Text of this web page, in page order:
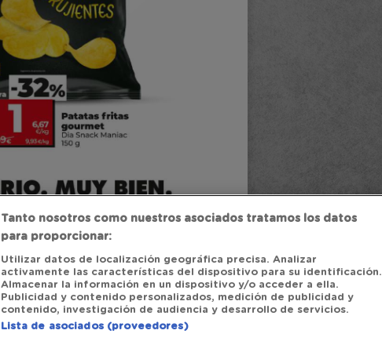
Tanto nosotros como nuestros asociados tratamos los datos
para proporcionar:
Utilizar datos de localización geográfica precisa. Analizar
activamente las características del dispositivo para su identificación.
Almacenar la información en un dispositivo y/o acceder a ella.
Publicidad y contenido personalizados, medición de publicidad y
contenido, investigación de audiencia y desarrollo de servicios.
Lista de asociados (proveedores)